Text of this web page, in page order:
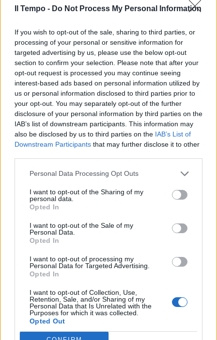
Il Tempo - Do Not Process My Personal Information
If you wish to opt-out of the sale, sharing to third parties, or
processing of your personal or sensitive information for
targeted advertising by us, please use the below opt-out
section to confirm your selection. Please note that after your
opt-out request is processed you may continue seeing
interest-based ads based on personal information utilized by
us or personal information disclosed to third parties prior to
your opt-out. You may separately opt-out of the further
disclosure of your personal information by third parties on the
IAB’s list of downstream participants. This information may
also be disclosed by us to third parties on the IAB’s List of
Downstream Participants that may further disclose it to other
Personal Data Processing Opt Outs
I want to opt-out of the Sharing of my
personal data.
Opted In
I want to opt-out of the Sale of my
Personal Data.
Opted In
I want to opt-out of processing my
Personal Data for Targeted Advertising.
Opted In
I want to opt-out of Collection, Use,
Retention, Sale, and/or Sharing of my
Personal Data that Is Unrelated with the
Purposes for which it was collected.
Opted Out
investimenti per integrare nuova generazione
circa due volte inferiore ai valori di Germania,
Francia e Regno Unito. Nel breve-medio
termine, le fonti rinnovabili sono quindi
fondamentali per rafforzare la sicurezza
energetica del Paese e contenere i costi
dell'energia, avendo raggiunto la piena
maturità commerciale e tecnologica;
spostando l'attenzione al medio-lungo
termine (2040-2050), lo studio evidenzia
l'importanza di garantire un mix bilanciato tra
sole e vento e l'opportunità di prevedere un
assicurare sostenibilità economica e
sicurezza del sistema elettrico.